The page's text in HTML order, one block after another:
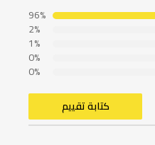
96%
2%
1%
0%
0%
كتابة تقييم